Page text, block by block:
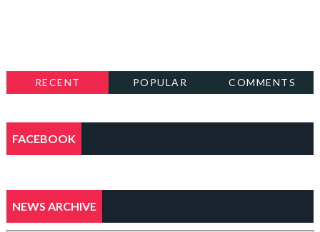
RECENT POPULAR COMMENTS
FACEBOOK
NEWS ARCHIVE